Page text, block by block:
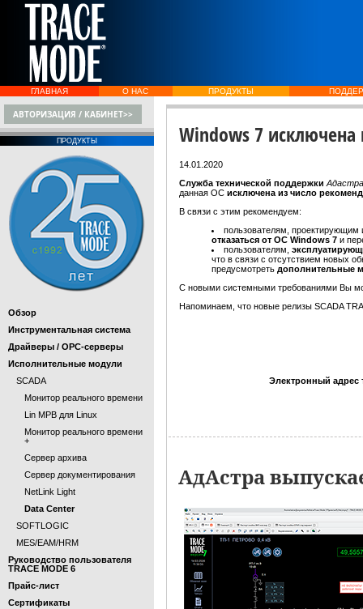
ГЛАВНАЯ О НАС ПРОДУКТЫ
АВТОРИЗАЦИЯ / КАБИНЕТ>>
ПРОДУКТЫ
Обзор
Инструментальная система
Драйверы / OPC-серверы
Исполнительные модули
SCADA
Монитор реального времени
Lin МРВ для Linux
Монитор реального времени
+
Сервер архива
Сервер документирования
NetLink Light
Data Center
SOFTLOGIC
MES/EAM/HRM
Руководство пользователя
TRACE MODE 6
Прайс-лист
Cертификаты
Windows 7 исключена
14.01.2020
Служба технической поддержки
данная ОС исключена из число
В связи с этим рекомендуем:
пользователям,
отказаться от ОС Windows 7 и
пользователям,
что в связи с отсутствием новых
предусмотреть дополнительные
С новыми системными требованиями Вы
Напоминаем, что новые релизы SCADA
Электронный адрес
АдАстра